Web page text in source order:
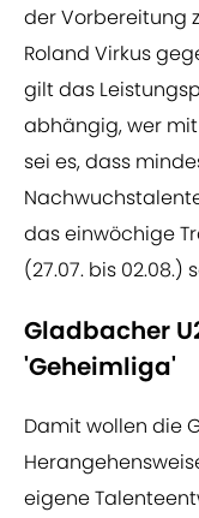
der Vorbereitung
Roland Virkus
gilt das
abhängig, wer mit
sei es, dass
das einwöchige
(27.07. bis 02.08.)
Gladbacher
'Geheimliga'
Damit wollen die
eigene